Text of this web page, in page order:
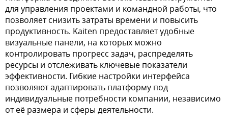
для управления проектами и командной работы, что
позволяет снизить затраты времени и повысить
продуктивность. Kaiten предоставляет удобные
визуальные панели, на которых можно
контролировать прогресс задач, распределять
ресурсы и отслеживать ключевые показатели
эффективности. Гибкие настройки интерфейса
позволяют адаптировать платформу под
индивидуальные потребности компании, независимо
от её размера и сферы деятельности.